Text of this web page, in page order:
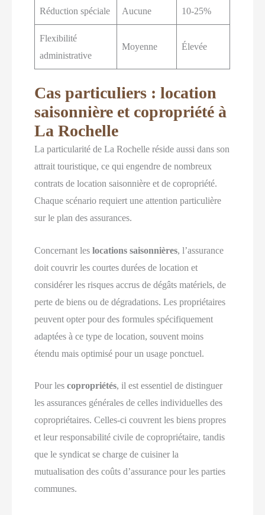
Réduction spéciale Aucune 10-25%
Flexibilité
administrative
Moyenne Élevée
Cas particuliers : location
saisonnière et copropriété à
La Rochelle
La particularité de La Rochelle réside aussi dans son
attrait touristique, ce qui engendre de nombreux
contrats de location saisonnière et de copropriété.
Chaque scénario requiert une attention particulière
sur le plan des assurances.
Concernant leslocations saisonnières, l’assurance
doit couvrir les courtes durées de location et
considérer les risques accrus de dégâts matériels, de
perte de biens ou de dégradations. Les propriétaires
peuvent opter pour des formules spécifiquement
adaptées à ce type de location, souvent moins
étendu mais optimisé pour un usage ponctuel.
Pour lescopropriétés, il est essentiel de distinguer
les assurances générales de celles individuelles des
copropriétaires. Celles-ci couvrent les biens propres
et leur responsabilité civile de copropriétaire, tandis
que le syndicat se charge de cuisiner la
mutualisation des coûts d’assurance pour les parties
communes.